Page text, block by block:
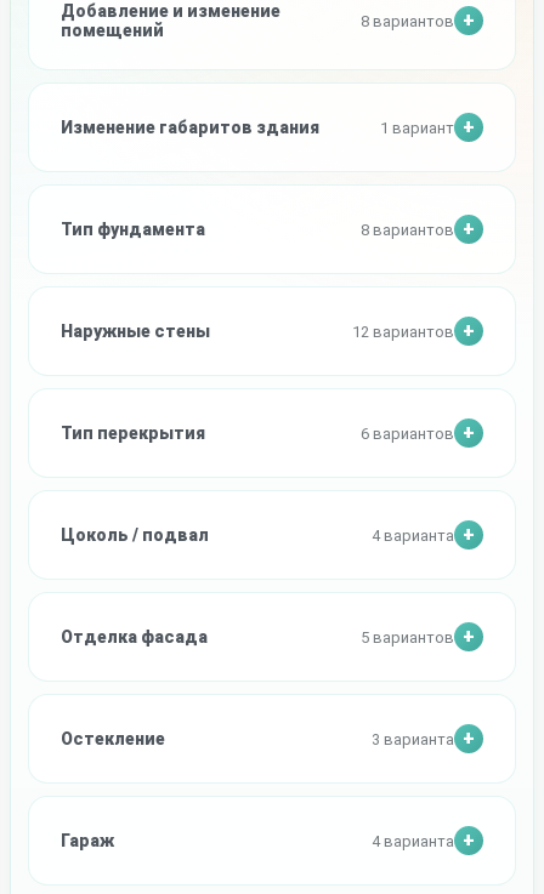
Добавление и изменение
помещений
8 вариантов
Изменение габаритов здания 1 вариант
Тип фундамента 8 вариантов
Наружные стены 12 вариантов
Тип перекрытия 6 вариантов
Цоколь / подвал 4 варианта
Отделка фасада 5 вариантов
Остекление 3 варианта
Гараж 4 варианта